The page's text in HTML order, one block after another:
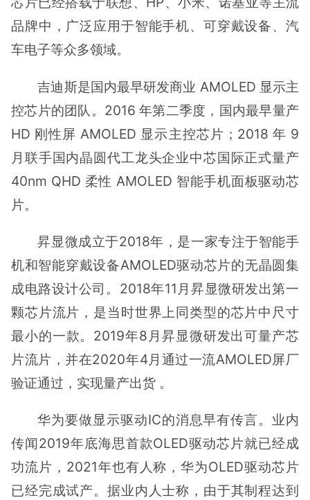
品牌中，广泛应用于智能手机、可穿戴设备、汽
车电子等众多领域。
吉迪斯是国内最早研发商业 AMOLED 显示主
控芯片的团队。2016 年第二季度，国内最早量产
HD 刚性屏 AMOLED 显示主控芯片；2018 年 9
月联手国内晶圆代工龙头企业中芯国际正式量产
40nm QHD 柔性 AMOLED 智能手机面板驱动芯
片。
昇显微成立于2018年，是一家专注于智能手
机和智能穿戴设备AMOLED驱动芯片的无晶圆集
成电路设计公司。2018年11月昇显微研发出第一
颗芯片流片，是当时世界上同类型的芯片中尺寸
最小的一款。2019年8月昇显微研发出可量产芯
片流片，并在2020年4月通过一流AMOLED屏厂
验证通过，实现量产出货 。
华为要做显示驱动IC的消息早有传言。业内
传闻2019年底海思首款OLED驱动芯片就已经成
功流片，2021年也有人称，华为OLED驱动芯片
已经完成试产。据业内人士称，由于其制程达到